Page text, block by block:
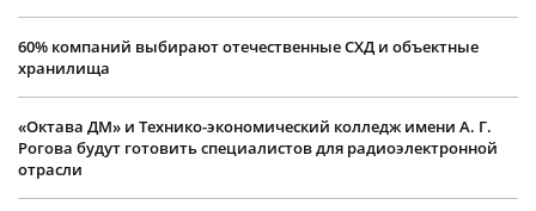
60% компаний выбирают отечественные СХД и объектные
хранилища
«Октава ДМ» и Технико-экономический колледж имени А. Г.
Рогова будут готовить специалистов для радиоэлектронной
отрасли